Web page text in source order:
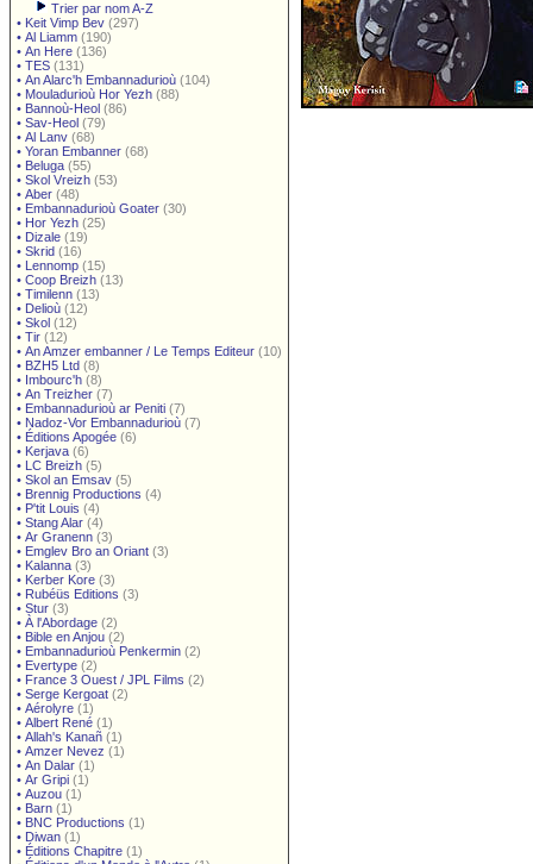
Trier par nom A-Z
• Keit Vimp Bev (297)
• Al Liamm (190)
• An Here (136)
• TES (131)
• An Alarc'h Embannadurioù (104)
• Mouladurioù Hor Yezh (88)
• Bannoù-Heol (86)
• Sav-Heol (79)
• Al Lanv (68)
• Yoran Embanner (68)
• Beluga (55)
• Skol Vreizh (53)
• Aber (48)
• Embannadurioù Goater (30)
• Hor Yezh (25)
• Dizale (19)
• Skrid (16)
• Lennomp (15)
• Coop Breizh (13)
• Timilenn (13)
• Delioù (12)
• Skol (12)
• Tir (12)
• An Amzer embanner / Le Temps Editeur (10)
• BZH5 Ltd (8)
• Imbourc'h (8)
• An Treizher (7)
• Embannadurioù ar Peniti (7)
• Nadoz-Vor Embannadurioù (7)
• Éditions Apogée (6)
• Kerjava (6)
• LC Breizh (5)
• Skol an Emsav (5)
• Brennig Productions (4)
• P'tit Louis (4)
• Stang Alar (4)
• Ar Granenn (3)
• Emglev Bro an Oriant (3)
• Kalanna (3)
• Kerber Kore (3)
• Rubéüs Editions (3)
• Stur (3)
• À l'Abordage (2)
• Bible en Anjou (2)
• Embannadurioù Penkermin (2)
• Evertype (2)
• France 3 Ouest / JPL Films (2)
• Serge Kergoat (2)
• Aérolyre (1)
• Albert René (1)
• Allah's Kanañ (1)
• Amzer Nevez (1)
• An Dalar (1)
• Ar Gripi (1)
• Auzou (1)
• Barn (1)
• BNC Productions (1)
• Diwan (1)
• Éditions Chapitre (1)